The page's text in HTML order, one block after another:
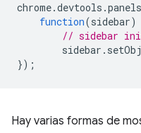
chrome.devtools .panels
function(sidebar)
// sidebar
sidebar .
});
Hay varias formas de